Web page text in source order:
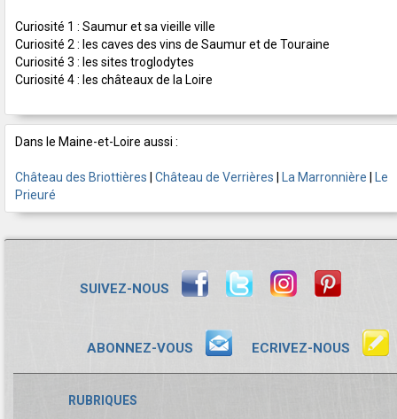
Curiosité 1 : Saumur et sa vieille ville
Curiosité 2 : les caves des vins de Saumur et de Touraine
Curiosité 3 : les sites troglodytes
Curiosité 4 : les châteaux de la Loire
Dans le Maine-et-Loire aussi :
Château des Briottières Château de Verrières La Marronnière
Le
Prieuré
SUIVEZ-NOUS
ABONNEZ-VOUS ECRIVEZ-NOUS
RUBRIQUES